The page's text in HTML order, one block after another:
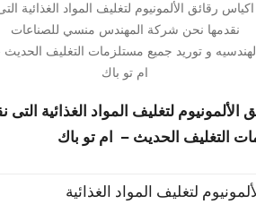
اكياس رقائق الألمونيوم لتغليف المواد الغذائية
نقدمها نحن شركة المهندس منسي للصناعات
و توريد جميع مستلزمات التغليف الحديث
ام تو باك
لتغليف المواد الغذائية
التغليف الحديث – ام تو باك
لتغليف المواد الغذائية